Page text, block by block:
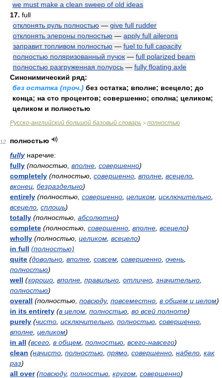
we must make a clean sweep of old ideas
17. full
отклонять руль полностью — give full rudder
отклонять элероны полностью — apply full ailerons
заправит топливом полностью — fuel to full capacity
полностью поляризованный пучок — full polarized beam
полностью разгруженная полуось — fully floating axle
Синонимический ряд:
без остатка (проч.) без остатка; вполне; всецело; до
конца; на сто процентов; совершенно; сполна; целиком;
целиком и полностью
Русско-английский большой базовый словарь > полностью
12
полностью
fully наречие:
fully (полностью, вполне совершенно)
completely (полностью, совершенно вполне всецело
вконец безраздельно)
entirely (полностью, совершенно целиком исключительно
всецело сплошь)
totally (полностью, абсолютно)
complete (полностью, совершенно вполне всецело)
wholly (полностью, целиком всецело)
in full (полностью)
quite (довольно вполне совсем совершенно очень
полностью)
well (хорошо вполне правильно отлично значительно
полностью)
overall (полностью, повсюду, повсеместно в общем и целом)
in its entirety (в целом полностью во всей полноте)
purely (чисто исключительно полностью совершенно
вполне целиком)
in all (всего в общем полностью всего-навсего)
clean (начисто полностью прямо совершенно набело как
раз)
all over (повсюду, полностью кругом совершенно)